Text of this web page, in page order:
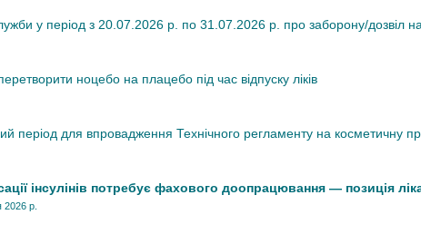
у період з 20.07.2026 р. по 31.07.2026 р. про заборону/дозвіл на
ноцебо на плацебо під час відпуску ліків
період для впровадження Технічного регламенту на косметичну
інсулінів потребує фахового доопрацювання — позиція
р.